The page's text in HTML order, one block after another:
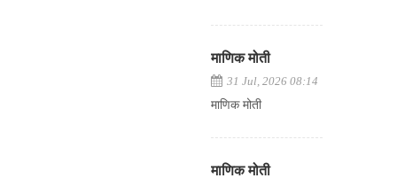
माणिक मोती
31 Jul, 2026 08:14
माणिक मोती
माणिक मोती